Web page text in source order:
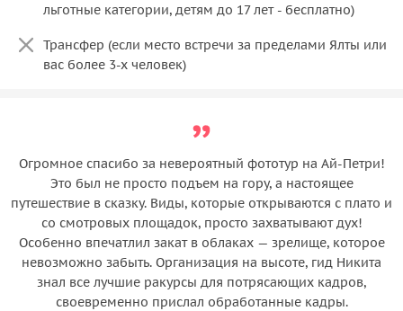
льготные категории, детям до 17 лет - бесплатно)
Трансфер (если место встречи за пределами Ялты или
вас более 3-х человек)
Огромное спасибо за невероятный фототур на Ай-Петри!
Это был не просто подъем на гору, а настоящее
путешествие в сказку. Виды, которые открываются с плато и
со смотровых площадок, просто захватывают дух!
Особенно впечатлил закат в облаках — зрелище, которое
невозможно забыть. Организация на высоте, гид Никита
знал все лучшие ракурсы для потрясающих кадров,
своевременно прислал обработанные кадры.